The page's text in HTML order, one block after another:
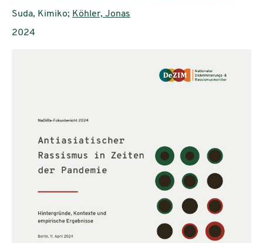
Authors:
Suda, Kimiko; Köhler, Jonas
Publication year:
2024